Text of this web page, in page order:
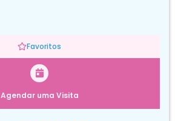
Favoritos
Agendar uma Visita